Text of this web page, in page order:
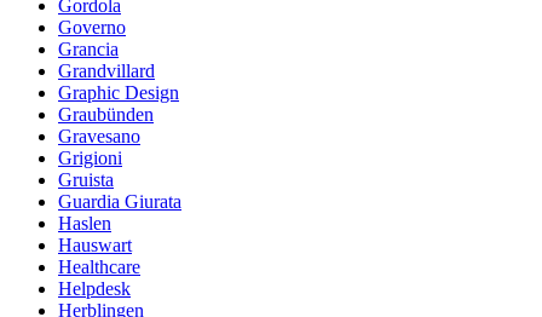
Gordola
Governo
Grancia
Grandvillard
Graphic Design
Graubünden
Gravesano
Grigioni
Gruista
Guardia Giurata
Haslen
Hauswart
Healthcare
Helpdesk
Herblingen